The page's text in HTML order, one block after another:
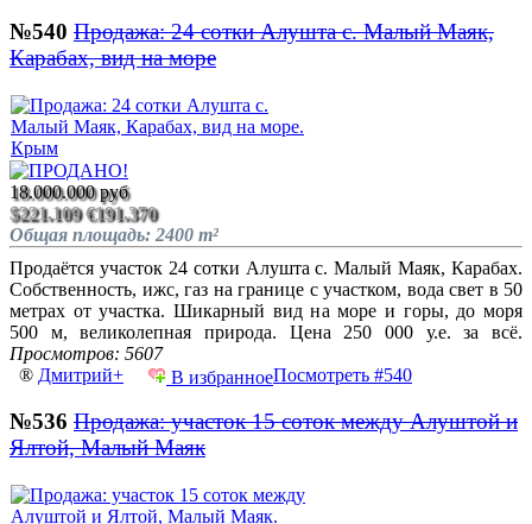
№540 Продажа: 24 сотки Алушта с. Малый Маяк,
Карабах, вид на море
18.000.000 руб
$221.109 €191.370
Общая площадь: 2400 m²
Продаётся участок 24 сотки Алушта с. Малый Маяк, Карабах.
Собственность, ижс, газ на границе с участком, вода свет в 50
метрах от участка. Шикарный вид на море и горы, до моря
500 м, великолепная природа. Цена 250 000 у.е. за всё.
Просмотров: 5607
® Дмитрий+ В избранноеПосмотреть #540
№536 Продажа: участок 15 соток между Алуштой и
Ялтой, Малый Маяк